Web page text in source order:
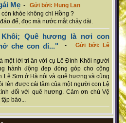
Mẹ - Gửi bởi: Hung Lan
khỏe không chi Hồng ?
để, đọc mà nước mắt chảy dài.
Quê hương là nơi con
che con đi..." - Gửi bởi: Lê
một lời tri ân với cụ Lê Đình Khôi người
hành động đẹp đóng góp cho cộng
Lệ Sơn ở Hà nội và quê hương và cũng
lên được cái tâm của một người con Lệ
đối với quê hương. Cảm ơn chú Vệ
báo...